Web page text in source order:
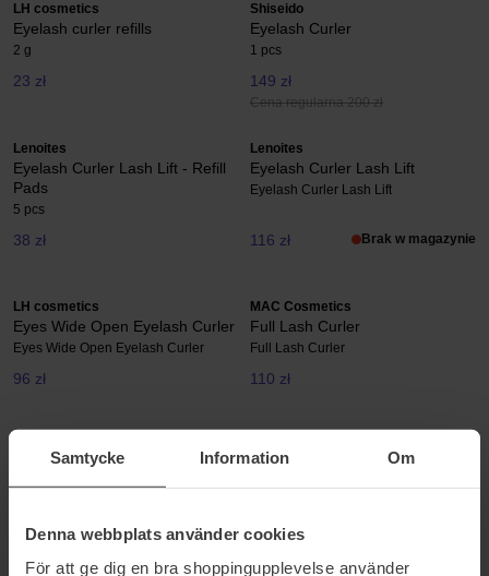
Samtycke Information Om
Denna webbplats använder cookies
För att ge dig en bra shoppingupplevelse använder
LH cosmetics
Eyelash curler refills
2 g
23 zł
Shiseido
Eyelash Curler
1 pcs
149 zł
Cena regularna 200 zł
Lenoites
Eyelash Curler Lash Lift - Refill
Pads
5 pcs
38 zł
Lenoites
Eyelash Curler Lash Lift
Eyelash Curler Lash Lift
116 zł Brak w magazynie
LH cosmetics
Eyes Wide Open Eyelash Curler
Eyes Wide Open Eyelash Curler
96 zł
MAC Cosmetics
Full Lash Curler
Full Lash Curler
110 zł
Classic Lash Curler
1 pcs
Curl 38° Eyelash Curler
Curl 38° Eyelash Curler